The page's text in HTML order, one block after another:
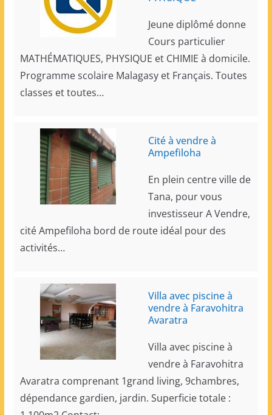
Jeune diplômé donne
Cours particulier
MATHÉMATIQUES, PHYSIQUE et CHIMIE à domicile.
Programme scolaire Malagasy et Français. Toutes
classes et toutes…
Cité à vendre à
Ampefiloha
En plein centre ville de
Tana, pour vous
investisseur A Vendre,
cité Ampefiloha bord de route idéal pour des
activités…
Villa avec piscine à
vendre à Faravohitra
Avaratra
Villa avec piscine à
vendre à Faravohitra
Avaratra comprenant 1grand living, 9chambres,
dépendance gardien, jardin. Superficie totale :